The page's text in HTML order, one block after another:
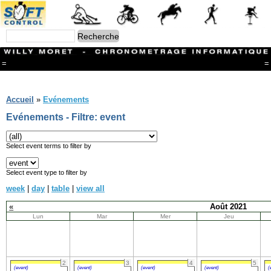
= =
Branches
CONTACT
Ski ALPIN
Triathlon
Ski Nordique
Courses à pieds
Athlétisme
Slalom In-Line
Caisse à savon
Coupe "Journal La Gruyère"
Accueil » Evénements
Evénements - Filtre: event
Select event terms to filter by
Select event type to filter by
week | day | table | view all
«
Août 2021
Lun Mar Mer Jeu
2
(event)
3
(event)
4
(event)
5
(event)